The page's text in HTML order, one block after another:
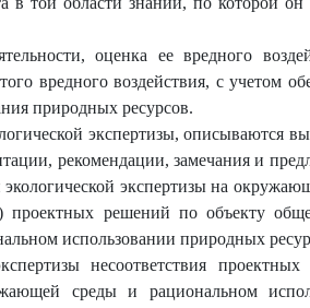
оценка ее вредного
вредного воздействия, с учетом
природных ресурсов.
экспертизы, описываются
рекомендации, замечания и
экспертизы на
проектных решений по объекту
использовании природных
несоответствия проектных
среды и рациональном